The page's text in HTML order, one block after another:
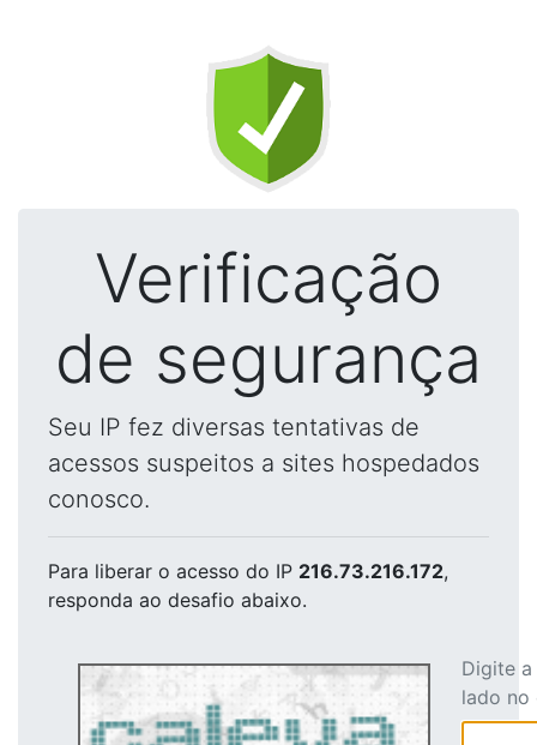
Verificação
de segurança
Seu IP fez diversas tentativas de
acessos suspeitos a sites hospedados
conosco.
Para liberar o acesso do IP 216.73.216.172,
responda ao desafio abaixo.
Digite
lado no